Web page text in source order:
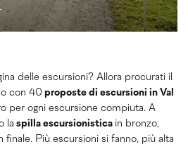
delle escursioni? Allora procurati il
con 40 proposte di escursioni in Val
per ogni escursione compiuta. A
la spilla escursionistica in bronzo,
finale. Più escursioni si fanno, più alta